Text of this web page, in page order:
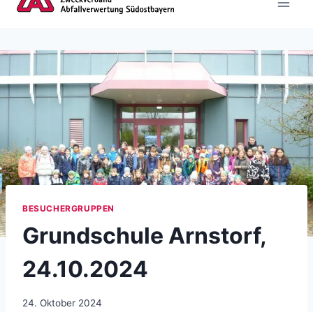
BESUCHERGRUPPEN
Grundschule Arnstorf,
24.10.2024
24. Oktober 2024